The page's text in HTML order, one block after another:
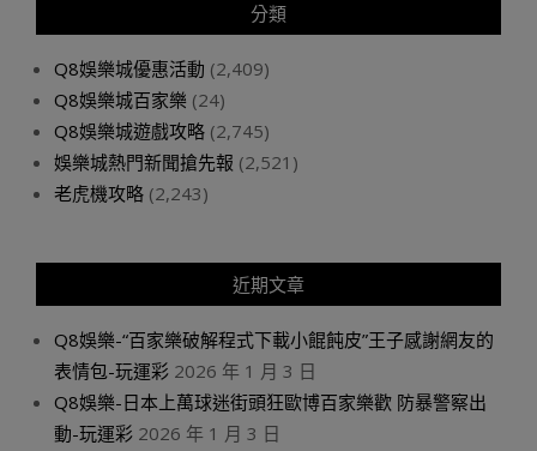
分類
Q8娛樂城優惠活動 (2,409)
Q8娛樂城百家樂 (24)
Q8娛樂城遊戲攻略 (2,745)
娛樂城熱門新聞搶先報 (2,521)
老虎機攻略 (2,243)
近期文章
Q8娛樂-“百家樂破解程式下載小餛飩皮”王子感謝網友的
表情包-玩運彩 2026 年 1 月 3 日
Q8娛樂-日本上萬球迷街頭狂歐博百家樂歡 防暴警察出
動-玩運彩 2026 年 1 月 3 日